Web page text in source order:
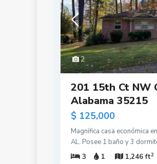
2
201 15th Ct NW
Alabama 35215
$ 125,000
Magnífica casa económica
AL. Posee 1 baño y 3
3
1 1,246 ft2